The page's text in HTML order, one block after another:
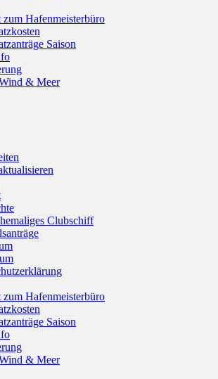
Hafenmeisterbüro
Saison
& Meer
Clubschiff
Hafenmeisterbüro
Saison
& Meer